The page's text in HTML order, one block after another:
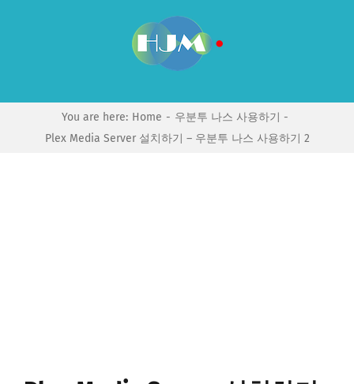
You are here: Home
우분투 나스 사용하기
Plex Media Server 설치하기 – 우분투 나스 사용하기 2